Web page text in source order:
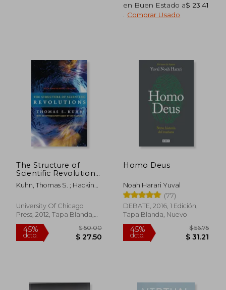
45%
dcto.
$ 63.92
$ 35.16
45%
dcto. $
en Buen Estado a$ 23.41
Comprar Usado
The Structure of
Scientific Revolutions:
50Th Anniversary
Edition (en Inglés)
Kuhn, Thomas S. ; Hacking,
University Of Chicago
Press, 2012, Tapa Blanda,
Nuevo
Homo Deus
Noah Harari Yuval
(77)
DEBATE, 2016, 1 Edición,
Tapa Blanda, Nuevo